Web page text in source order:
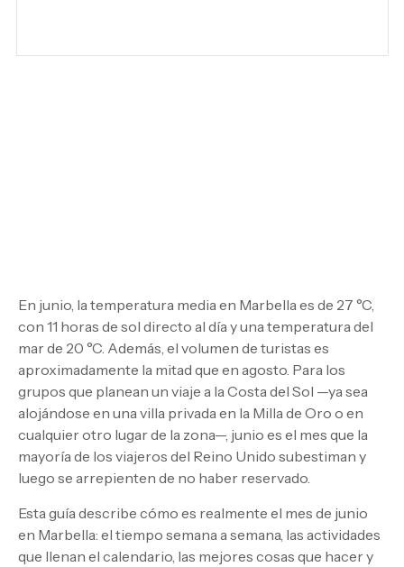
En junio, la temperatura media en Marbella es de 27 °C,
con 11 horas de sol directo al día y una temperatura del
mar de 20 °C. Además, el volumen de turistas es
aproximadamente la mitad que en agosto. Para los
grupos que planean un viaje a la Costa del Sol —ya sea
alojándose en una villa privada en la Milla de Oro o en
cualquier otro lugar de la zona—, junio es el mes que la
mayoría de los viajeros del Reino Unido subestiman y
luego se arrepienten de no haber reservado.
Esta guía describe cómo es realmente el mes de junio
en Marbella: el tiempo semana a semana, las actividades
que llenan el calendario, las mejores cosas que hacer y